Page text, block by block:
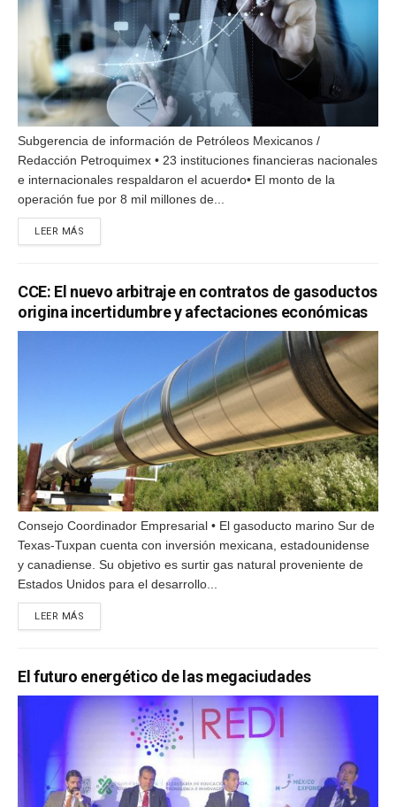
Subgerencia de información de Petróleos Mexicanos /
Redacción Petroquimex • 23 instituciones financieras nacionales
e internacionales respaldaron el acuerdo• El monto de la
operación fue por 8 mil millones de...
LEER MÁS
CCE: El nuevo arbitraje en contratos de gasoductos
origina incertidumbre y afectaciones económicas
Consejo Coordinador Empresarial • El gasoducto marino Sur de
Texas-Tuxpan cuenta con inversión mexicana, estadounidense
y canadiense. Su objetivo es surtir gas natural proveniente de
Estados Unidos para el desarrollo...
LEER MÁS
El futuro energético de las megaciudades